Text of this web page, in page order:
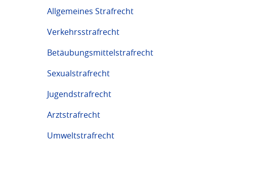
Allgemeines Strafrecht
Verkehrsstrafrecht
Betäubungsmittelstrafrecht
Sexualstrafrecht
Jugendstrafrecht
Arztstrafrecht
Umweltstrafrecht